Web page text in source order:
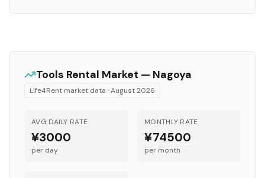
Tools Rental Market — Nagoya
Life4Rent market data ·August 2026
AVG DAILY RATE
¥3000
per day
MONTHLY RATE
¥74500
per month